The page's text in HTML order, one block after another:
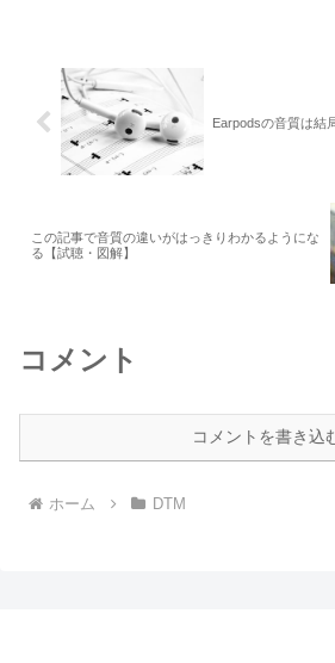
Earpodsの音質は結
この記事で音質の違いがはっきりわかるようにな
る【試聴・図解】
コメント
コメントを書き込
ホーム DTM